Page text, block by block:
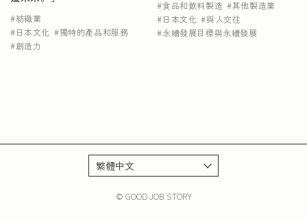
紡織業
日本文化
獨特的產品和服務
創造力
食品和飲料製造
其他製造業
日本文化
與人交往
永續發展目標與永續發展
© GOOD JOB STORY